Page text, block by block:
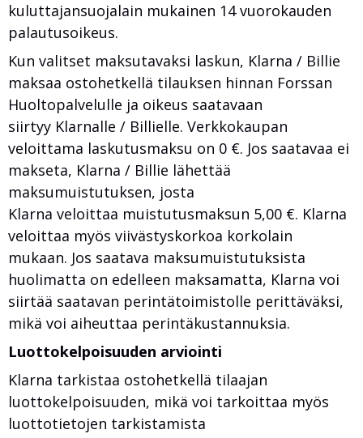
kuluttajansuojalain mukainen 14 vuorokauden
palautusoikeus.
Kun valitset maksutavaksi laskun, Klarna / Billie
maksaa ostohetkellä tilauksen hinnan Forssan
Huoltopalvelulle ja oikeus saatavaan
siirtyy Klarnalle / Billielle. Verkkokaupan
veloittama laskutusmaksu on 0 €. Jos saatavaa ei
makseta, Klarna / Billie lähettää
maksumuistutuksen, josta
Klarna veloittaa muistutusmaksun 5,00 €. Klarna
veloittaa myös viivästyskorkoa korkolain
mukaan. Jos saatava maksumuistutuksista
huolimatta on edelleen maksamatta, Klarna voi
siirtää saatavan perintätoimistolle perittäväksi,
mikä voi aiheuttaa perintäkustannuksia.
Luottokelpoisuuden arviointi
Klarna tarkistaa ostohetkellä tilaajan
luottokelpoisuuden, mikä voi tarkoittaa myös
luottotietojen tarkistamista